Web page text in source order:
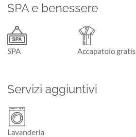
SPA e benessere
SPA Accapatoio gratis
Servizi aggiuntivi
Lavanderia